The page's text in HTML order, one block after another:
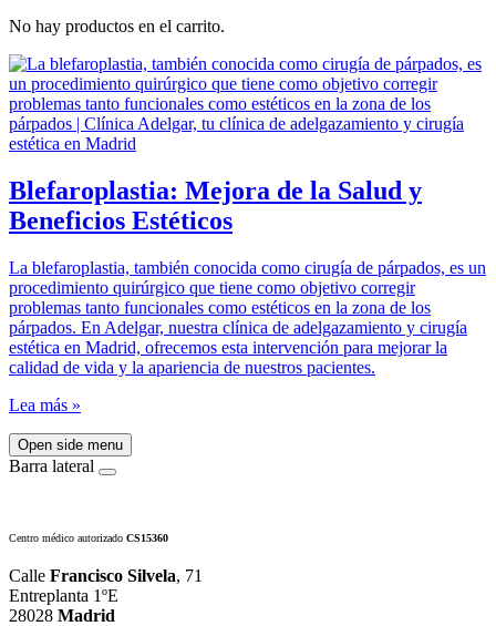
No hay productos en el carrito.
Blefaroplastia: Mejora de la Salud y
Beneficios Estéticos
La blefaroplastia, también conocida como cirugía de párpados, es un
procedimiento quirúrgico que tiene como objetivo corregir
problemas tanto funcionales como estéticos en la zona de los
párpados. En Adelgar, nuestra clínica de adelgazamiento y cirugía
estética en Madrid, ofrecemos esta intervención para mejorar la
calidad de vida y la apariencia de nuestros pacientes.
Lea más »
Open side menu
Barra lateral
Centro médico autorizado CS15360
Calle Francisco Silvela, 71
Entreplanta 1ºE
28028 Madrid